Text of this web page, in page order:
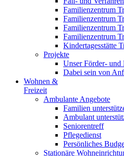
Familienzentrum
Familienzentrum
Familienzentrum
Familienzentrum
Kindertagesstätte
Projekte
Unser Förder- und
Dabei sein von
Wohnen &
Freizeit
Ambulante Angebote
Familien
Ambulant
Seniorentreff
Pflegedienst
Persönliches
Stationäre